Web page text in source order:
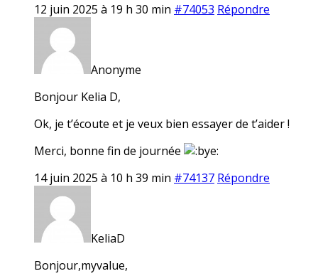
12 juin 2025 à 19 h 30 min #74053 Répondre
Anonyme
Bonjour Kelia D,
Ok, je t’écoute et je veux bien essayer de t’aider !
Merci, bonne fin de journée
14 juin 2025 à 10 h 39 min #74137 Répondre
KeliaD
Bonjour,myvalue,